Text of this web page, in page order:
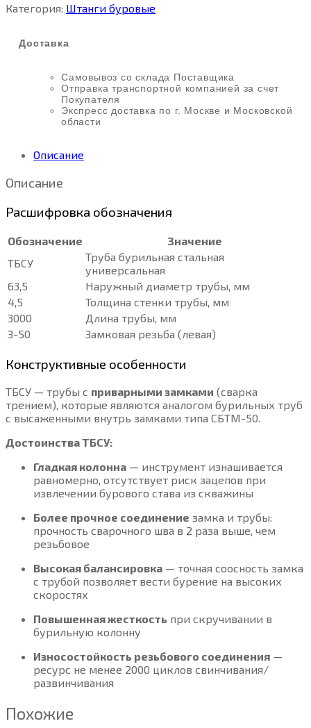
Категория: Штанги буровые
Доставка
Самовывоз со склада Поставщика
Отправка транспортной компанией за счет
Покупателя
Экспресс доставка по г. Москве и Московской
области
Описание
Описание
Расшифровка обозначения
Обозначение
Значение
ТБСУ
Труба бурильная стальная
универсальная
63,5
Наружный диаметр трубы, мм
4,5
Толщина стенки трубы, мм
3000
Длина трубы, мм
З-50
Замковая резьба (левая)
Конструктивные особенности
ТБСУ — трубы с приварными замками (сварка
трением), которые являются аналогом бурильных труб
с высаженными внутрь замками типа СБТМ-50
Достоинства ТБСУ:
Гладкая колонна — инструмент изнашивается
равномерно, отсутствует риск зацепов при
извлечении бурового става из скважины
Более прочное соединение замка и трубы:
прочность сварочного шва в 2 раза выше, чем
резьбовое
Высокая балансировка — точная соосность замка
с трубой позволяет вести бурение на высоких
скоростях
Повышенная жесткость при скручивании в
бурильную колонну
Износостойкость резьбового соединения —
ресурс не менее 2000 циклов свинчивания/
развинчивания
Похожие